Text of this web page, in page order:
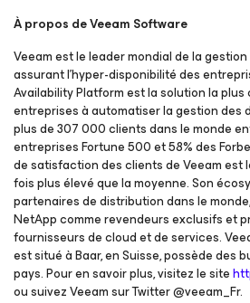
À propos de Veeam Software
Veeam est le leader mondial de la
assurant l’hyper-disponibilité des
Availability Platform est la solution la
entreprises à automatiser la gestion des
plus de 307 000 clients dans le monde
entreprises Fortune 500 et 58% des
de satisfaction des clients de Veeam est
fois plus élevé que la moyenne. Son
partenaires de distribution dans le
NetApp comme revendeurs exclusifs et
fournisseurs de cloud et de services.
est situé à Baar, en Suisse, possède des
pays. Pour en savoir plus, visitez le site
ou suivez Veeam sur Twitter @veeam_Fr.